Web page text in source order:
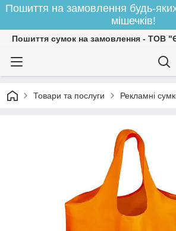
Пошиття на замовлення будь-
мішечків!
Пошиття сумок на замовлення - ТОВ
Товари та послуги Рекламні